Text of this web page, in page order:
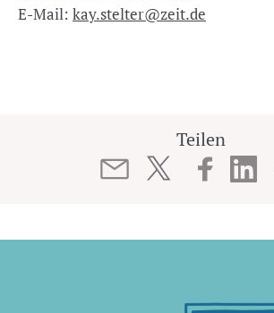
E-Mail: kay.stelter@zeit.de
Teilen